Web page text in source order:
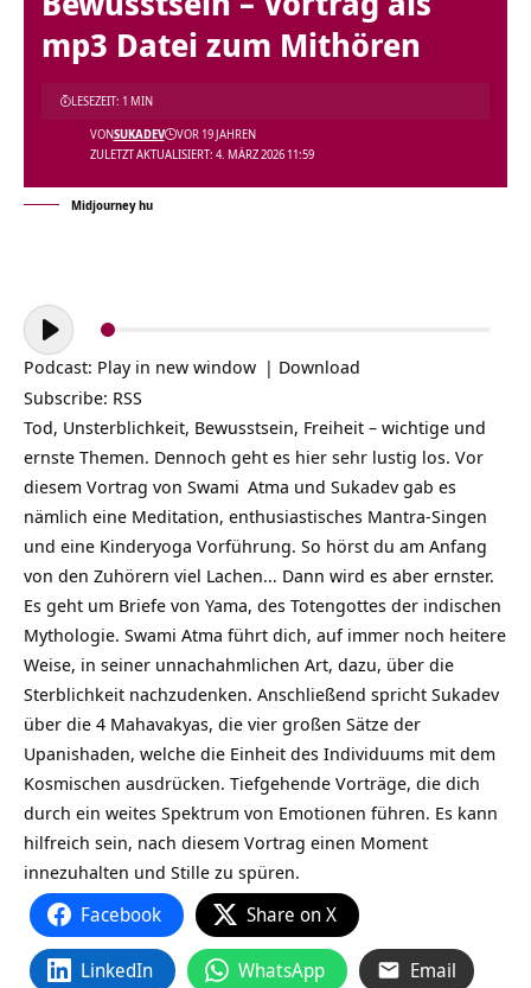
mp3 Datei zum Mithören
ZULETZT AKTUALISIERT: 4. MÄRZ 2026 11:59
VONSUKADEV VOR 19 JAHREN
LESEZEIT: 1 MIN
Midjourney hu
Audio-
Player
Podcast: Play in new window | Download
Subscribe: RSS
Tod, Unsterblichkeit, Bewusstsein, Freiheit – wichtige und
ernste Themen. Dennoch geht es hier sehr lustig los. Vor
diesem Vortrag von Swami Atma und Sukadev gab es
nämlich eine Meditation, enthusiastisches Mantra-Singen
und eine Kinderyoga Vorführung. So hörst du am Anfang
von den Zuhörern viel Lachen… Dann wird es aber ernster.
Es geht um Briefe von Yama, des Totengottes der indischen
Mythologie. Swami Atma führt dich, auf immer noch heitere
Weise, in seiner unnachahmlichen Art, dazu, über die
Sterblichkeit nachzudenken. Anschließend spricht Sukadev
über die 4 Mahavakyas, die vier großen Sätze der
Upanishaden, welche die Einheit des Individuums mit dem
Kosmischen ausdrücken. Tiefgehende Vorträge, die dich
durch ein weites Spektrum von Emotionen führen. Es kann
hilfreich sein, nach diesem Vortrag einen Moment
innezuhalten und Stille zu spüren.
Facebook Share on X
LinkedIn WhatsApp Email